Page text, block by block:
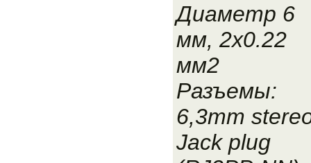
Диаметр 6
мм, 2x0.22
мм2
Разъемы:
6,3mm
Jack plug